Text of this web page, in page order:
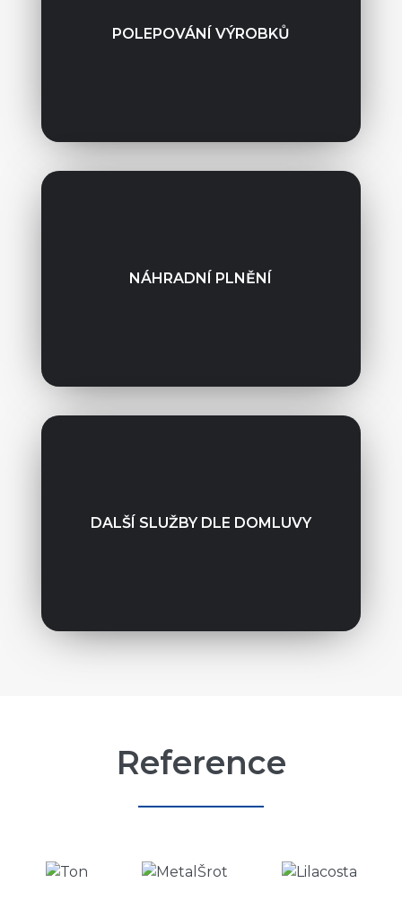
POLEPOVÁNÍ VÝROBKŮ
NÁHRADNÍ PLNĚNÍ
DALŠÍ SLUŽBY DLE DOMLUVY
Reference